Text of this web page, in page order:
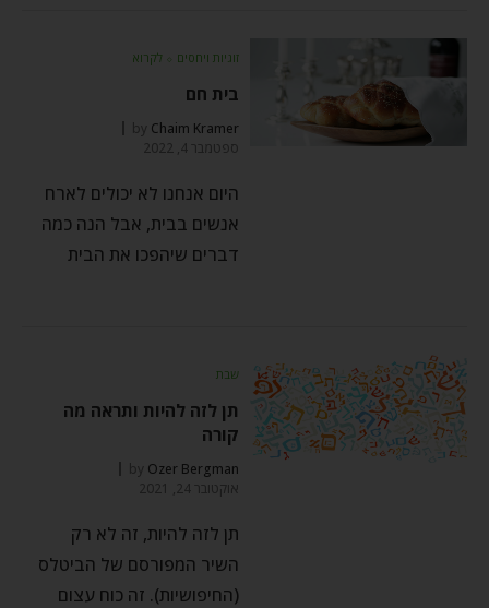
זוגיות ויחסים ⬦ לקרוא
בית חם
by Chaim Kramer
ספטמבר 4, 2022
היום אנחנו לא יכולים לארח
אנשים בבית, אבל הנה כמה
דברים שיהפכו את הבית
שבת
תן לזה להיות ותראה מה
קורה
by Ozer Bergman
אוקטובר 24, 2021
תן לזה להיות, זה לא רק
השיר המפורסם של הביטלס
(החיפושיות). זה כוח עצום